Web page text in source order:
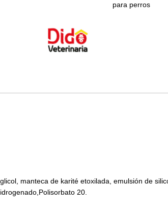
para perros
manteca de karité etoxilada, emulsión de
20.